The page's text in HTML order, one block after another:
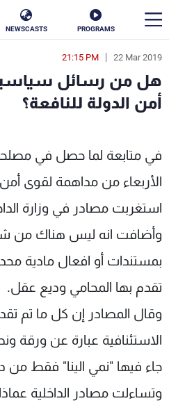
PROGRAMS
NEWSCASTS
22 Mar 2019
21:15 PM
هل من رسائل
أمن الدولة للنافعة؟
في متابعة لما حصل في
الأربعاء من مداهمة لقوى أمن
استغربت مصادر في وزارة
وأضافت انه ليس هناك من
بمستندات أو افعال مادية
تقدم بها المحامي وديع عقل.
وقال المصادر إن كل ما تم
الاستئنافية عبارة عن ورقة
جاء فيها "نمي الينا" فقط
وتساءلت مصادر الداخلية
en
الأخبار
إقتصاد
منوعات
كأس العالم
البرامج
جدول البرامج
الترددات
عن MTV
وظائف